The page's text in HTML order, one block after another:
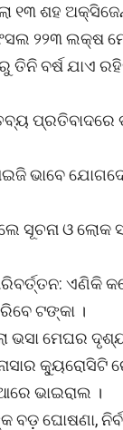
୧୩ ଶହ
୨୨୩ ଲକ୍ଷ
ତିନି ବର୍ଷ ଯାଏ
ଭାବେ
ସୂଚନା ଓ ଲୋକ
ଏଣିକି
ଟଙ୍କା ।
ଭସା ମେଘର
କ୍ୟୁରୋସିଟି
ଭାଇରାଲ ।
ବଡ଼ ଘୋଷଣା,